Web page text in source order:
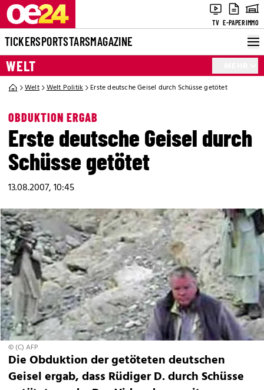
TV E-PAPERIMMO
TICKERSPORTSTARSMAGAZINE
WELT
Welt Welt Politik Erste deutsche Geisel durch Schüsse getötet
OBDUKTION ERGAB
Erste deutsche Geisel durch
Schüsse getötet
13.08.2007, 10:45
© (C) AFP
Die Obduktion der getöteten deutschen
Geisel ergab, dass Rüdiger D. durch Schüsse